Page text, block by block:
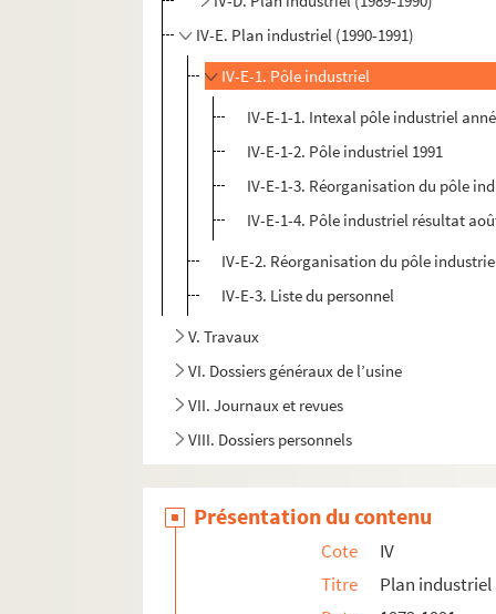
IV-E. Plan industriel (1990-1991)
IV-E-1. Pôle industriel
IV-E-1-1. Intexal pôle industriel
IV-E-1-2. Pôle industriel 1991
IV-E-1-3. Réorganisation du pôle
IV-E-1-4. Pôle industriel résultat
IV-E-2. Réorganisation du pôle
IV-E-3. Liste du personnel
V. Travaux
VI. Dossiers généraux de l’usine
VII. Journaux et revues
VIII. Dossiers personnels
Présentation du contenu
Cote
IV
Titre
Plan industriel